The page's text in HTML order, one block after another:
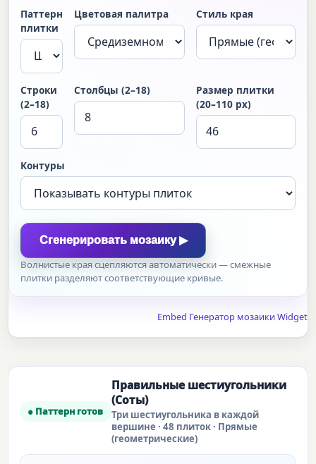
Паттерн
плитки
Цветовая палитра Стиль края
Строки
(2–18)
Столбцы (2–18)
Размер плитки
(20–110 px)
Контуры
Сгенерировать мозаику ▶
Волнистые края сцепляются автоматически — смежные
плитки разделяют соответствующие кривые.
Embed Генератор мозаики Widget
● Паттерн готов
Правильные шестиугольники
(Соты)
Три шестиугольника в каждой
вершине · 48 плиток · Прямые
(геометрические)